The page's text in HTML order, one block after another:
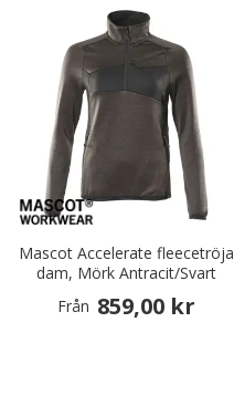
Mascot Accelerate fleecetröja
dam, Mörk Antracit/Svart
Från 859,00 kr